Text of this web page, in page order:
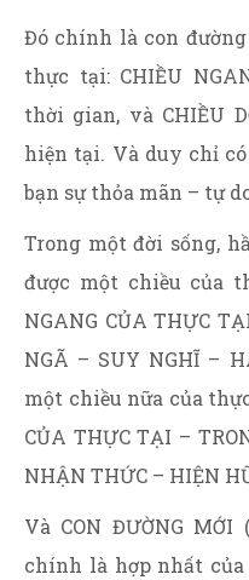
Đó chính là con
thực tại: CHIỀU
thời gian, và CHIỀU
hiện tại. Và duy chỉ
bạn sự thỏa mãn – tự
Trong một đời sống,
được một chiều của
NGANG CỦA THỰC
NGÃ – SUY NGHĨ –
một chiều nữa của
CỦA THỰC TẠI –
NHẬN THỨC – HIỆN
Và CON ĐƯỜNG MỚI
chính là hợp nhất